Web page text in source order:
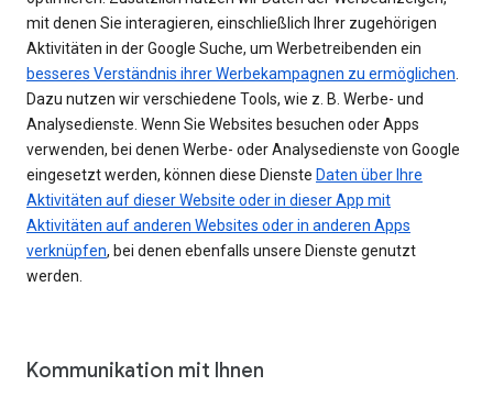
mit denen Sie interagieren, einschließlich Ihrer zugehörigen
Aktivitäten in der Google Suche, um Werbetreibenden ein
besseres Verständnis ihrer Werbekampagnen zu ermöglichen.
Dazu nutzen wir verschiedene Tools, wie z. B. Werbe- und
Analysedienste. Wenn Sie Websites besuchen oder Apps
verwenden, bei denen Werbe- oder Analysedienste von Google
eingesetzt werden, können diese Dienste Daten über Ihre
Aktivitäten auf dieser Website oder in dieser App mit
Aktivitäten auf anderen Websites oder in anderen Apps
verknüpfen, bei denen ebenfalls unsere Dienste genutzt
werden.
Kommunikation mit Ihnen